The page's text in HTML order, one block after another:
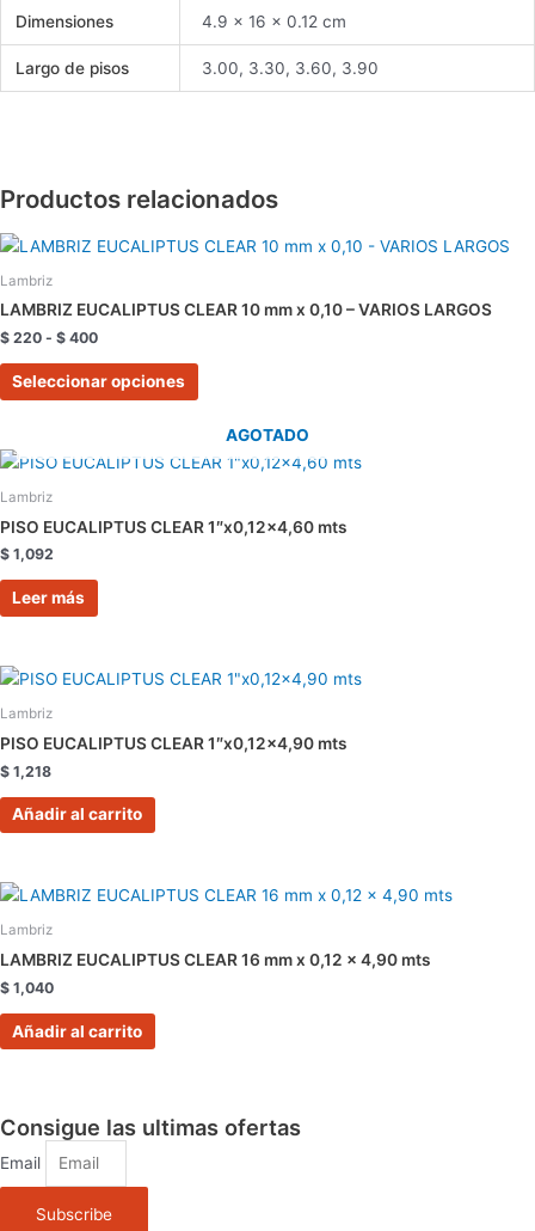
Dimensiones 4.9 × 16 × 0.12 cm
Largo de pisos 3.00, 3.30, 3.60, 3.90
Productos relacionados
Lambriz
LAMBRIZ EUCALIPTUS CLEAR 10 mm x 0,10 – VARIOS LARGOS
$ 220 - $ 400
Rango
de
$ 220
hasta
Seleccionar opciones
Este
opciones
pueden
la
AGOTADO
Lambriz
PISO EUCALIPTUS CLEAR 1″x0,12×4,60 mts
$ 1,092
Leer más
Lambriz
PISO EUCALIPTUS CLEAR 1″x0,12×4,90 mts
$ 1,218
Añadir al carrito
Lambriz
LAMBRIZ EUCALIPTUS CLEAR 16 mm x 0,12 x 4,90 mts
$ 1,040
Añadir al carrito
Consigue las ultimas ofertas
Email
Subscribe